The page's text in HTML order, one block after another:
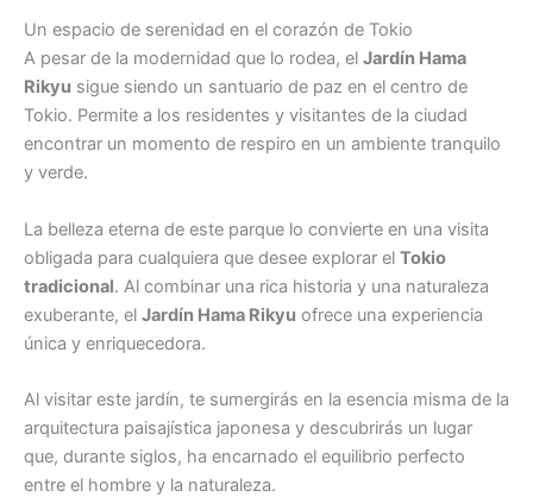
Un espacio de serenidad en el corazón de Tokio
A pesar de la modernidad que lo rodea, el Jardín Hama
Rikyu sigue siendo un santuario de paz en el centro de
Tokio. Permite a los residentes y visitantes de la ciudad
encontrar un momento de respiro en un ambiente tranquilo
y verde.
La belleza eterna de este parque lo convierte en una visita
obligada para cualquiera que desee explorar el Tokio
tradicional. Al combinar una rica historia y una naturaleza
exuberante, el Jardín Hama Rikyu ofrece una experiencia
única y enriquecedora.
Al visitar este jardín, te sumergirás en la esencia misma de la
arquitectura paisajística japonesa y descubrirás un lugar
que, durante siglos, ha encarnado el equilibrio perfecto
entre el hombre y la naturaleza.